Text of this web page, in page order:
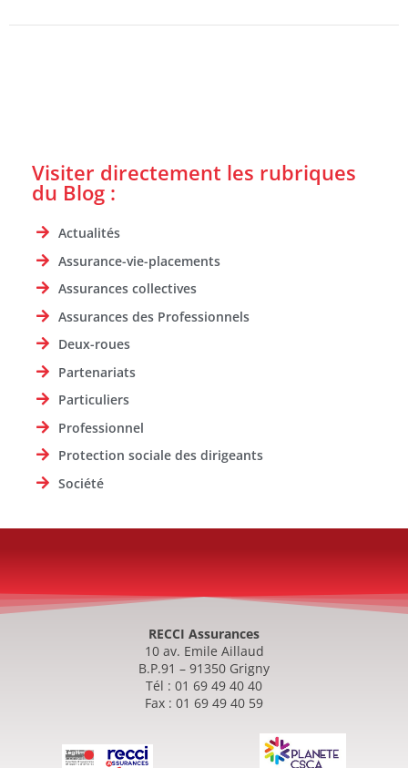
Visiter directement les rubriques
du Blog :
Actualités
Assurance-vie-placements
Assurances collectives
Assurances des Professionnels
Deux-roues
Partenariats
Particuliers
Professionnel
Protection sociale des dirigeants
Société
RECCI Assurances
10 av. Emile Aillaud
B.P.91 – 91350 Grigny
Tél : 01 69 49 40 40
Fax : 01 69 49 40 59